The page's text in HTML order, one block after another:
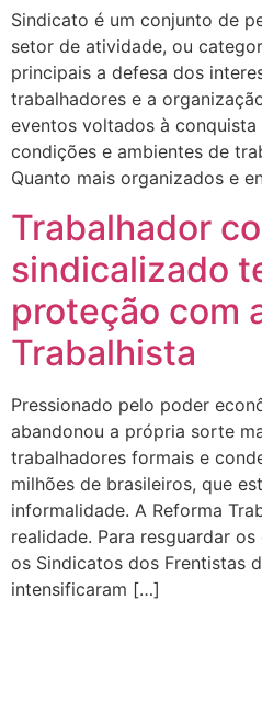
Sindicato é um conjunto de
setor de atividade, ou
principais a defesa dos
trabalhadores e a
eventos voltados à conquista
condições e ambientes de
Quanto mais organizados e
Trabalhador
sindicalizado
proteção com
Trabalhista
Pressionado pelo poder
abandonou a própria sorte
trabalhadores formais e
milhões de brasileiros, que
informalidade. A Reforma
realidade. Para resguardar
os Sindicatos dos Frentistas
intensificaram […]